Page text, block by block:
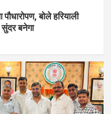
बोले हरियाली
सुंदर बनेगा